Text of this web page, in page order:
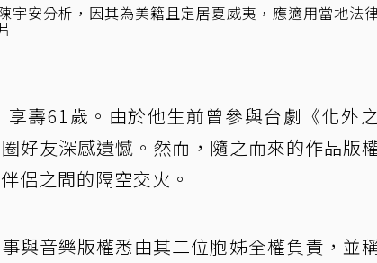
安分析，因其為美籍且定居夏威夷，應適用當地法
壽61歲。由於他生前曾參與台劇《化外之
好友深感遺憾。然而，隨之而來的作品版
侶之間的隔空交火。
與音樂版權悉由其二位胞姊全權負責，並